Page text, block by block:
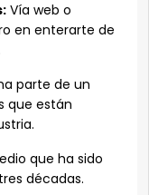
Vía web o
en enterarte de
parte de un
que están
que ha sido
décadas.